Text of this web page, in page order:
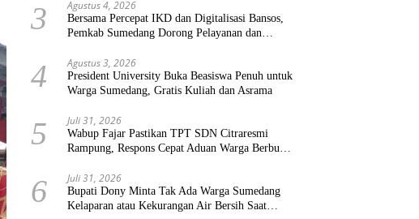
3 Agustus 4, 2026
Bersama Percepat IKD dan Digitalisasi Bansos,
Pemkab Sumedang Dorong Pelayanan dan
4 Agustus 3, 2026
President University Buka Beasiswa Penuh untuk
Warga Sumedang, Gratis Kuliah dan Asrama
5 Juli 31, 2026
Wabup Fajar Pastikan TPT SDN Citraresmi
Rampung, Respons Cepat Aduan Warga Berbuah
6 Juli 31, 2026
Bupati Dony Minta Tak Ada Warga Sumedang
Kelaparan atau Kekurangan Air Bersih Saat